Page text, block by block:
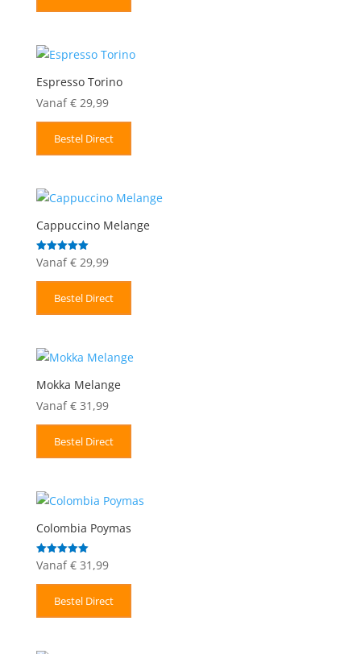
Espresso Torino
Vanaf €29,99
Bestel Direct
Cappuccino Melange
Gewaardeerd
5.00
Vanaf €29,99
Bestel Direct
Mokka Melange
Vanaf €31,99
Bestel Direct
Colombia Poymas
Gewaardeerd
5.00
Vanaf €31,99
Bestel Direct